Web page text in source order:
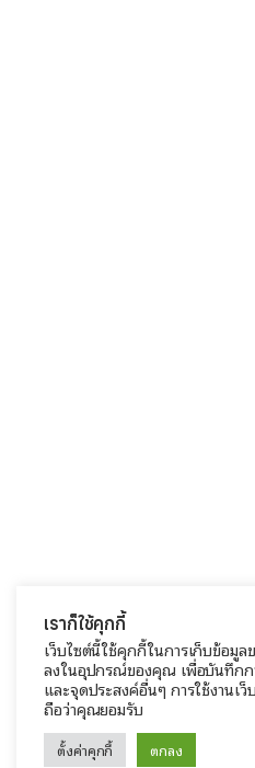
เราก็ใช้คุกกี้
เว็บไซต์นี้ใช้คุกกี้ในการเก็บข้อมูล
ลงในอุปกรณ์ของคุณ เพื่อบันทึกก
และจุดประสงค์อื่นๆ การใช้งานเว็
ถือว่าคุณยอมรับ
ตั้งค่าคุกกี้ ตกลง